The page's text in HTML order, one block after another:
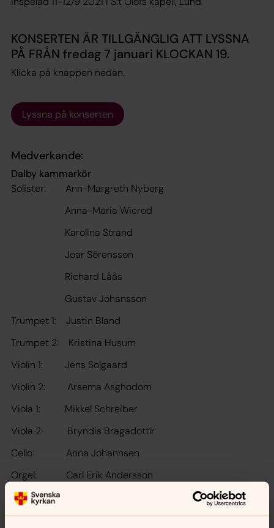
KONSERTEN ÄR TILLGÄNGLIG ATT LYSSNA
PÅ FRÅN fredag 7 januari KLOCKAN 19.
Klicka på knappen nedan.
Lyssna på konserten
Medverkande:
Dalby kammarkör
Solister: Ann-Margreth Nyberg
Anna-Maria Wierod
Karolina Strand
Joar Sörensson
Richard Låås
Gustav Johansson
Trumpet 1: Justin Bland
Trumpet 2: Kristina Husum
Violin 1: Jens Solgaard
Violin 2: Arsema Asghodom
Viola 1: Mikkel Schreiber
Viola 2: Bryndis Bragadottír
Cello: Anna Johannsen
Orgel: Carl Erik Andersson
Dirigent: Anita Andersson